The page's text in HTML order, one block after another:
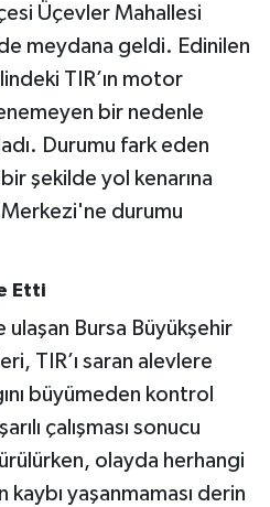
Üçevler Mahallesi
meydana geldi. Edinilen
TIR’ın motor
bir nedenle
Durumu fark eden
şekilde yol kenarına
Merkezi'ne durumu
Etti
ulaşan Bursa Büyükşehir
TIR’ı saran alevlere
büyümeden kontrol
çalışması sonucu
olayda herhangi
kaybı yaşanmaması derin